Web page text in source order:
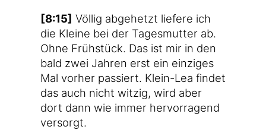
[8:15] Völ­lig abge­hetzt lie­fe­re ich
die Klei­ne bei der Tages­mut­ter ab.
Ohne Früh­stück. Das ist mir in den
bald zwei Jah­ren erst ein ein­zi­ges
Mal vor­her pas­siert. Klein-Lea fin­det
das auch nicht wit­zig, wird aber
dort dann wie immer her­vor­ra­gend
versorgt.